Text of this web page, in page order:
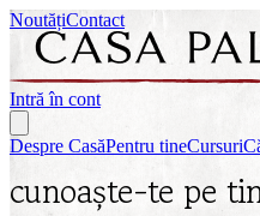
NoutățiContact
Intră în cont
Despre CasăPentru tineCursuri
cunoaște-te pe